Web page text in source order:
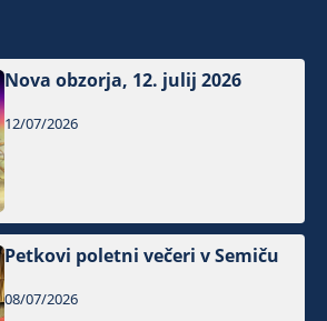
Nova obzorja, 12. julij 2026
12/07/2026
Petkovi poletni večeri v Semiču
08/07/2026